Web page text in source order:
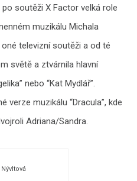
soutěži X Factor velká role
muzikálu Michala
oné televizní soutěži a od té
světě a ztvárnila hlavní
nebo “Kat Mydlář”.
verze muzikálu “Dracula”, kde
Adriana/Sandra.